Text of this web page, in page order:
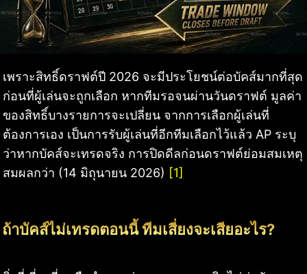
เพราะสิทธิ์ดราฟต์ปี 2026 จะมีประโยชน์ต่อบัคส์มากที่สุด
ก่อนที่ผู้เล่นจะถูกเลือก หากทีมรอจนผ่านวันดราฟต์ มูลค่า
ของสิทธิ์บางรายการจะเปลี่ยน จากการเลือกผู้เล่นที่
ต้องการเอง เป็นการรับผู้เล่นที่อีกทีมเลือกไว้แล้ว AP ระบุ
ว่าหากบัคส์จะเทรดจริง การปิดดีลก่อนดราฟต์ย่อมสมเหตุ
สมผลกว่า (14 มิถุนายน 2026) [1]
ถ้าบัคส์ไม่เทรดตอนนี้ ทีมเสี่ยงจะเสียอะไร?